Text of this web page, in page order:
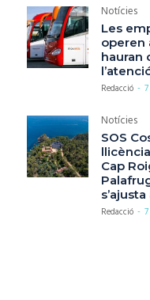
Notícies
Les
operen
hauran
Redacció -
Notícies
SOS
Cap
Redacció -